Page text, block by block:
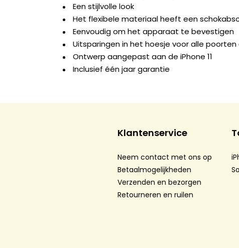
Een stijlvolle look
Het flexibele materiaal heeft een
Eenvoudig om het apparaat te bevestigen
Uitsparingen in het hoesje voor alle poorten
Ontwerp aangepast aan de iPhone 11
Inclusief één jaar garantie
Klantenservice
Neem contact met ons op
Betaalmogelijkheden
Verzenden en bezorgen
Retourneren en ruilen